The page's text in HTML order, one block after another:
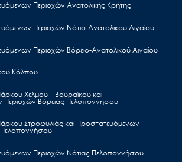
Περιοχών Ανατολικής Κρήτης
Περιοχών Νότιο-Ανατολικού Αιγαίου
Περιοχών Βόρειο-Ανατολικού Αιγαίου
Κόλπου
Χέλμου – Βουραϊκού και
Περιοχών Βόρειας Πελοποννήσου
Στροφυλιάς και Προστατευόμενων
Πελοποννήσου
Περιοχών Νότιας Πελοποννήσου
Προγράμματος
Μεταφορών,
και Αειφόρος
(ΥΜΕΠΕΡΑΑ) του τέως
Εθνικού
Πάρκου Ζακύνθου,
υλοποίησης της
Δράσεις